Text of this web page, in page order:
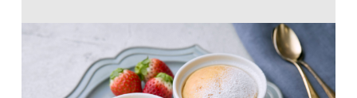
練乳でミルキーなスフレチーズケーキ